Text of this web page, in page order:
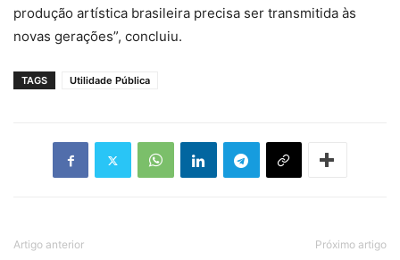
produção artística brasileira precisa ser transmitida às
novas gerações”, concluiu.
TAGS Utilidade Pública
Artigo anterior Próximo artigo